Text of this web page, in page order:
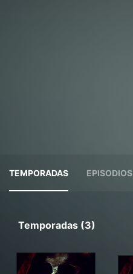
TEMPORADAS EPISODIOS
Temporadas (3)